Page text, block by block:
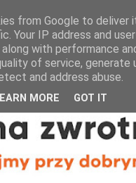
from Google to deliver
Your IP address and
with performance
of service, generate
and address abuse.
MORE GOT IT